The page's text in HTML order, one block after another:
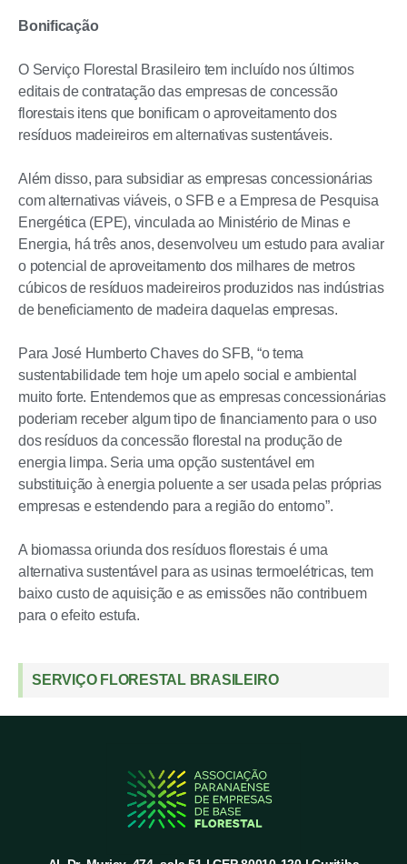
Bonificação
O Serviço Florestal Brasileiro tem incluído nos últimos
editais de contratação das empresas de concessão
florestais itens que bonificam o aproveitamento dos
resíduos madeireiros em alternativas sustentáveis.
Além disso, para subsidiar as empresas concessionárias
com alternativas viáveis, o SFB e a Empresa de Pesquisa
Energética (EPE), vinculada ao Ministério de Minas e
Energia, há três anos, desenvolveu um estudo para avaliar
o potencial de aproveitamento dos milhares de metros
cúbicos de resíduos madeireiros produzidos nas indústrias
de beneficiamento de madeira daquelas empresas.
Para José Humberto Chaves do SFB, “o tema
sustentabilidade tem hoje um apelo social e ambiental
muito forte. Entendemos que as empresas concessionárias
poderiam receber algum tipo de financiamento para o uso
dos resíduos da concessão florestal na produção de
energia limpa. Seria uma opção sustentável em
substituição à energia poluente a ser usada pelas próprias
empresas e estendendo para a região do entorno”.
A biomassa oriunda dos resíduos florestais é uma
alternativa sustentável para as usinas termoelétricas, tem
baixo custo de aquisição e as emissões não contribuem
para o efeito estufa.
SERVIÇO FLORESTAL BRASILEIRO